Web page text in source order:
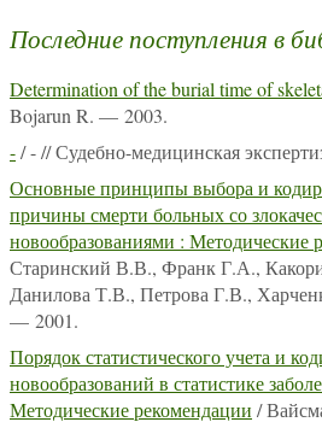
Последние поступления в
Determination of the burial time of
Bojarun R. — 2003.
-/ - // Судебно-медицинская
Основные принципы выбора и
причины смерти больных со
новообразованиями : Методические
Старинский В.В., Франк Г.А.,
Данилова Т.В., Петрова Г.В.,
— 2001.
Порядок статистического учета и
новообразований в статистике
Методические рекомендации /